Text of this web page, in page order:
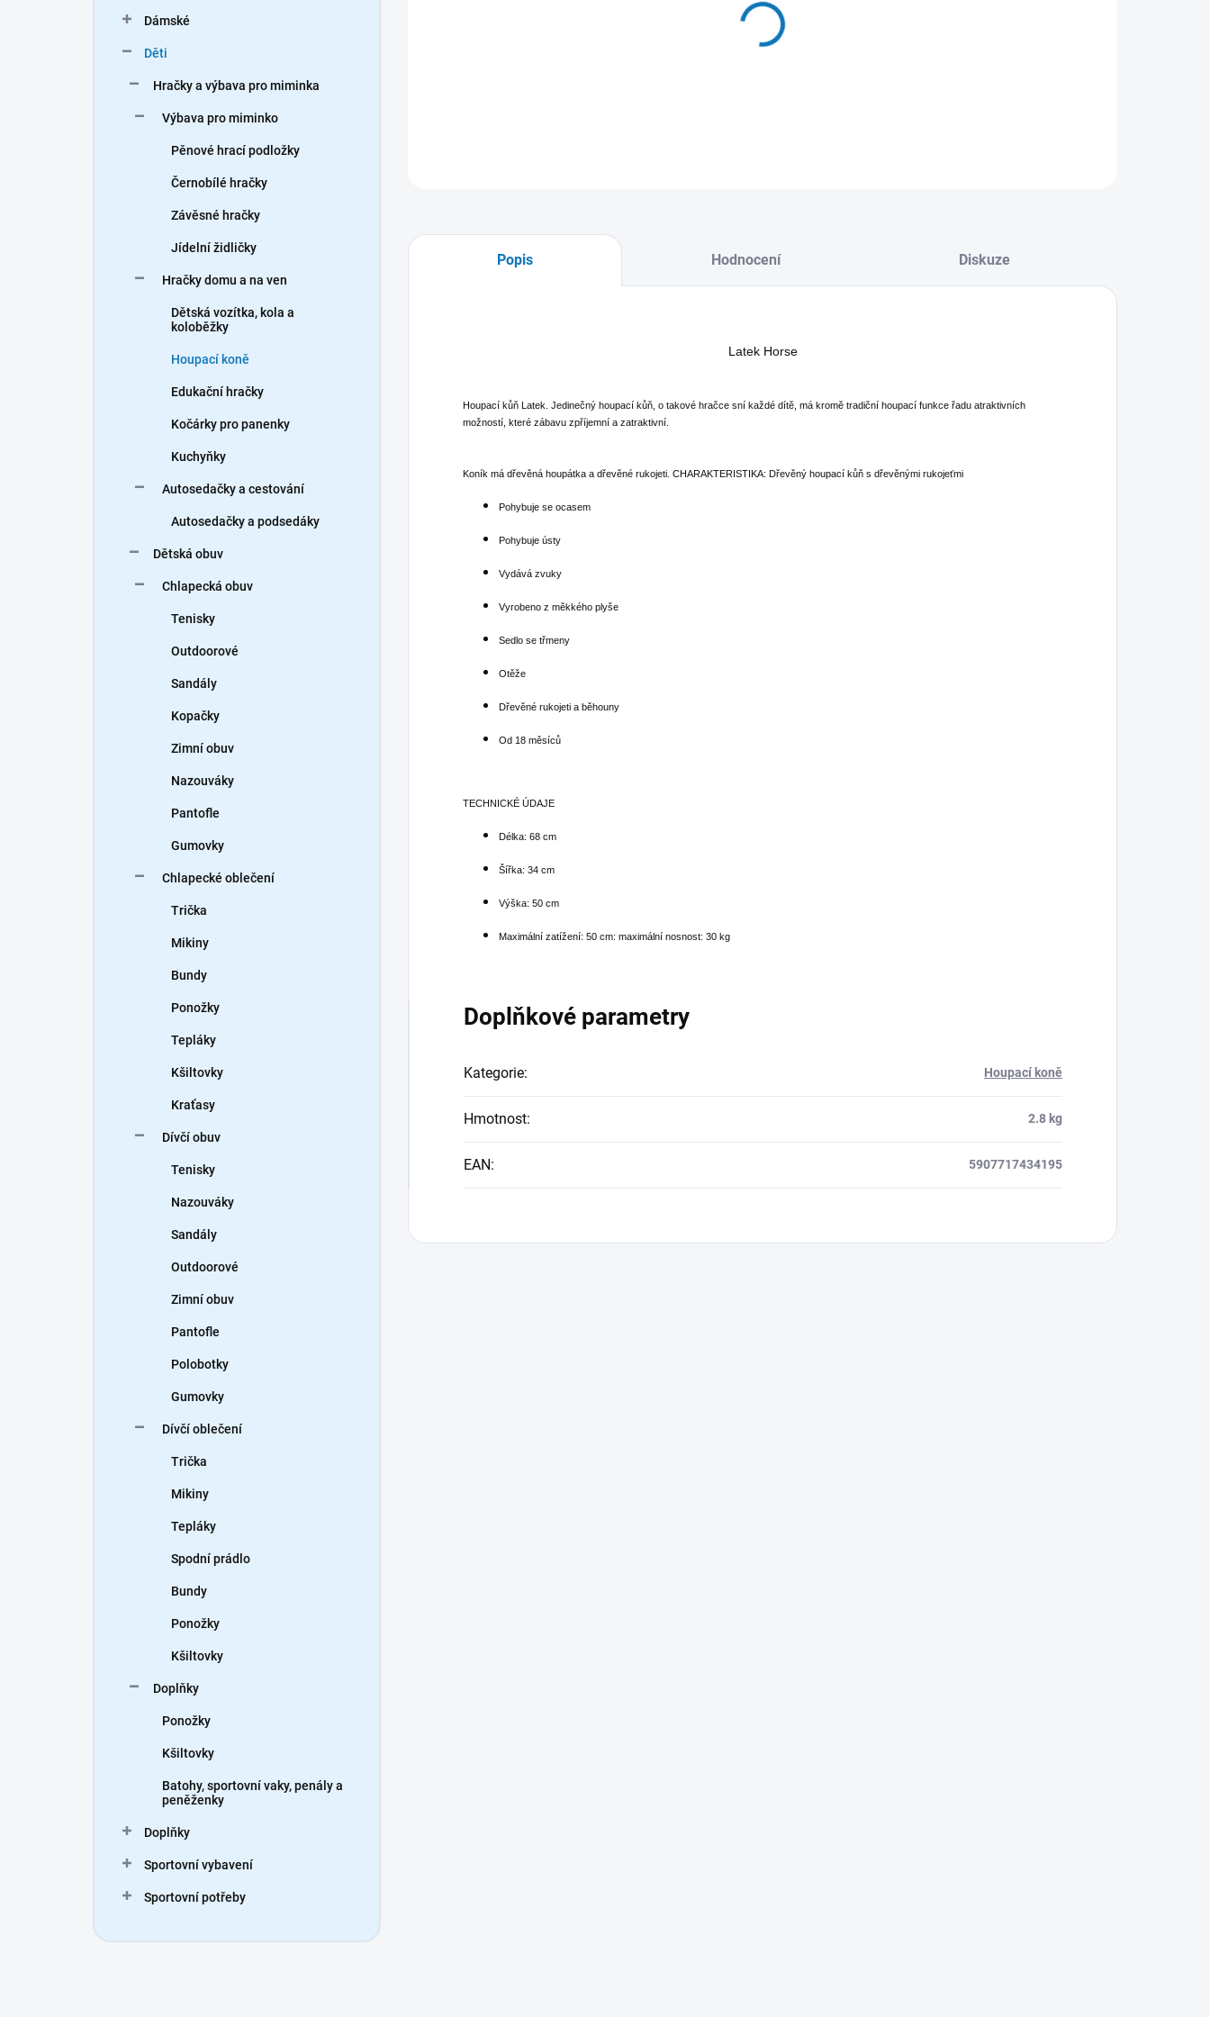
Dámské
Děti
Hračky a výbava pro miminka
Výbava pro miminko
Pěnové hrací podložky
Černobílé hračky
Závěsné hračky
Jídelní židličky
Hračky domu a na ven
Dětská vozítka, kola a
koloběžky
Houpací koně
Edukační hračky
Kočárky pro panenky
Kuchyňky
Autosedačky a cestování
Autosedačky a podsedáky
Dětská obuv
Chlapecká obuv
Tenisky
Outdoorové
Sandály
Kopačky
Zimní obuv
Nazouváky
Pantofle
Gumovky
Chlapecké oblečení
Trička
Mikiny
Bundy
Ponožky
Tepláky
Kšiltovky
Kraťasy
Dívčí obuv
Tenisky
Nazouváky
Sandály
Outdoorové
Zimní obuv
Pantofle
Polobotky
Gumovky
Dívčí oblečení
Trička
Mikiny
Tepláky
Spodní prádlo
Bundy
Ponožky
Kšiltovky
Doplňky
Ponožky
Kšiltovky
Batohy, sportovní vaky, penály a
peněženky
Doplňky
Sportovní vybavení
Sportovní potřeby
Popis Hodnocení Diskuze
Latek Horse
Houpací kůň Latek. Jedinečný houpací kůň, o takové hračce sní každé dítě, má kromě tradiční houpací funkce řadu atraktivních
možností, které zábavu zpříjemní a zatraktivní.
Koník má dřevěná houpátka a dřevěné rukojeti. CHARAKTERISTIKA: Dřevěný houpací kůň s dřevěnými rukojeťmi
Pohybuje se ocasem
Pohybuje ústy
Vydává zvuky
Vyrobeno z měkkého plyše
Sedlo se třmeny
Otěže
Dřevěné rukojeti a běhouny
Od 18 měsíců
TECHNICKÉ ÚDAJE
Délka: 68 cm
Šířka: 34 cm
Výška: 50 cm
Maximální zatížení: 50 cm: maximální nosnost: 30 kg
Doplňkové parametry
Kategorie: Houpací koně
Hmotnost: 2.8 kg
EAN: 5907717434195